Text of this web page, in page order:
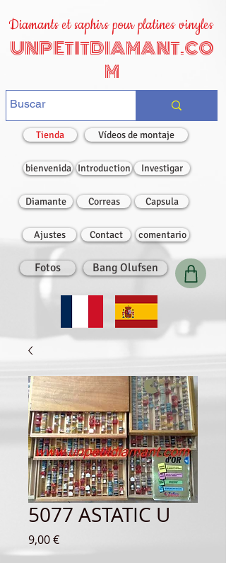
Diamants et saphirs pour platines vinyles
UNPETITDIAMANT.CO
M
Tienda Vídeos de montaje
bienvenida Introduction Investigar
Diamante Correas Capsula
Ajustes Contact comentario
Fotos Bang Olufsen
5077 ASTATIC U
9,00 €Precio